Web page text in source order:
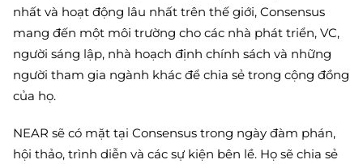
nhất và hoạt động lâu nhất trên thế giới, Consensus
mang đến một môi trường cho các nhà phát triển, VC,
người sáng lập, nhà hoạch định chính sách và những
người tham gia ngành khác để chia sẻ trong cộng đồng
của họ.
NEAR sẽ có mặt tại Consensus trong ngày đàm phán,
hội thảo, trình diễn và các sự kiện bên lề. Họ sẽ chia sẻ